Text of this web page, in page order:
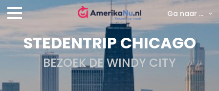
STEDENTRIP CHICAGO
BEZOEK DE WINDY CITY
Ga naar ...